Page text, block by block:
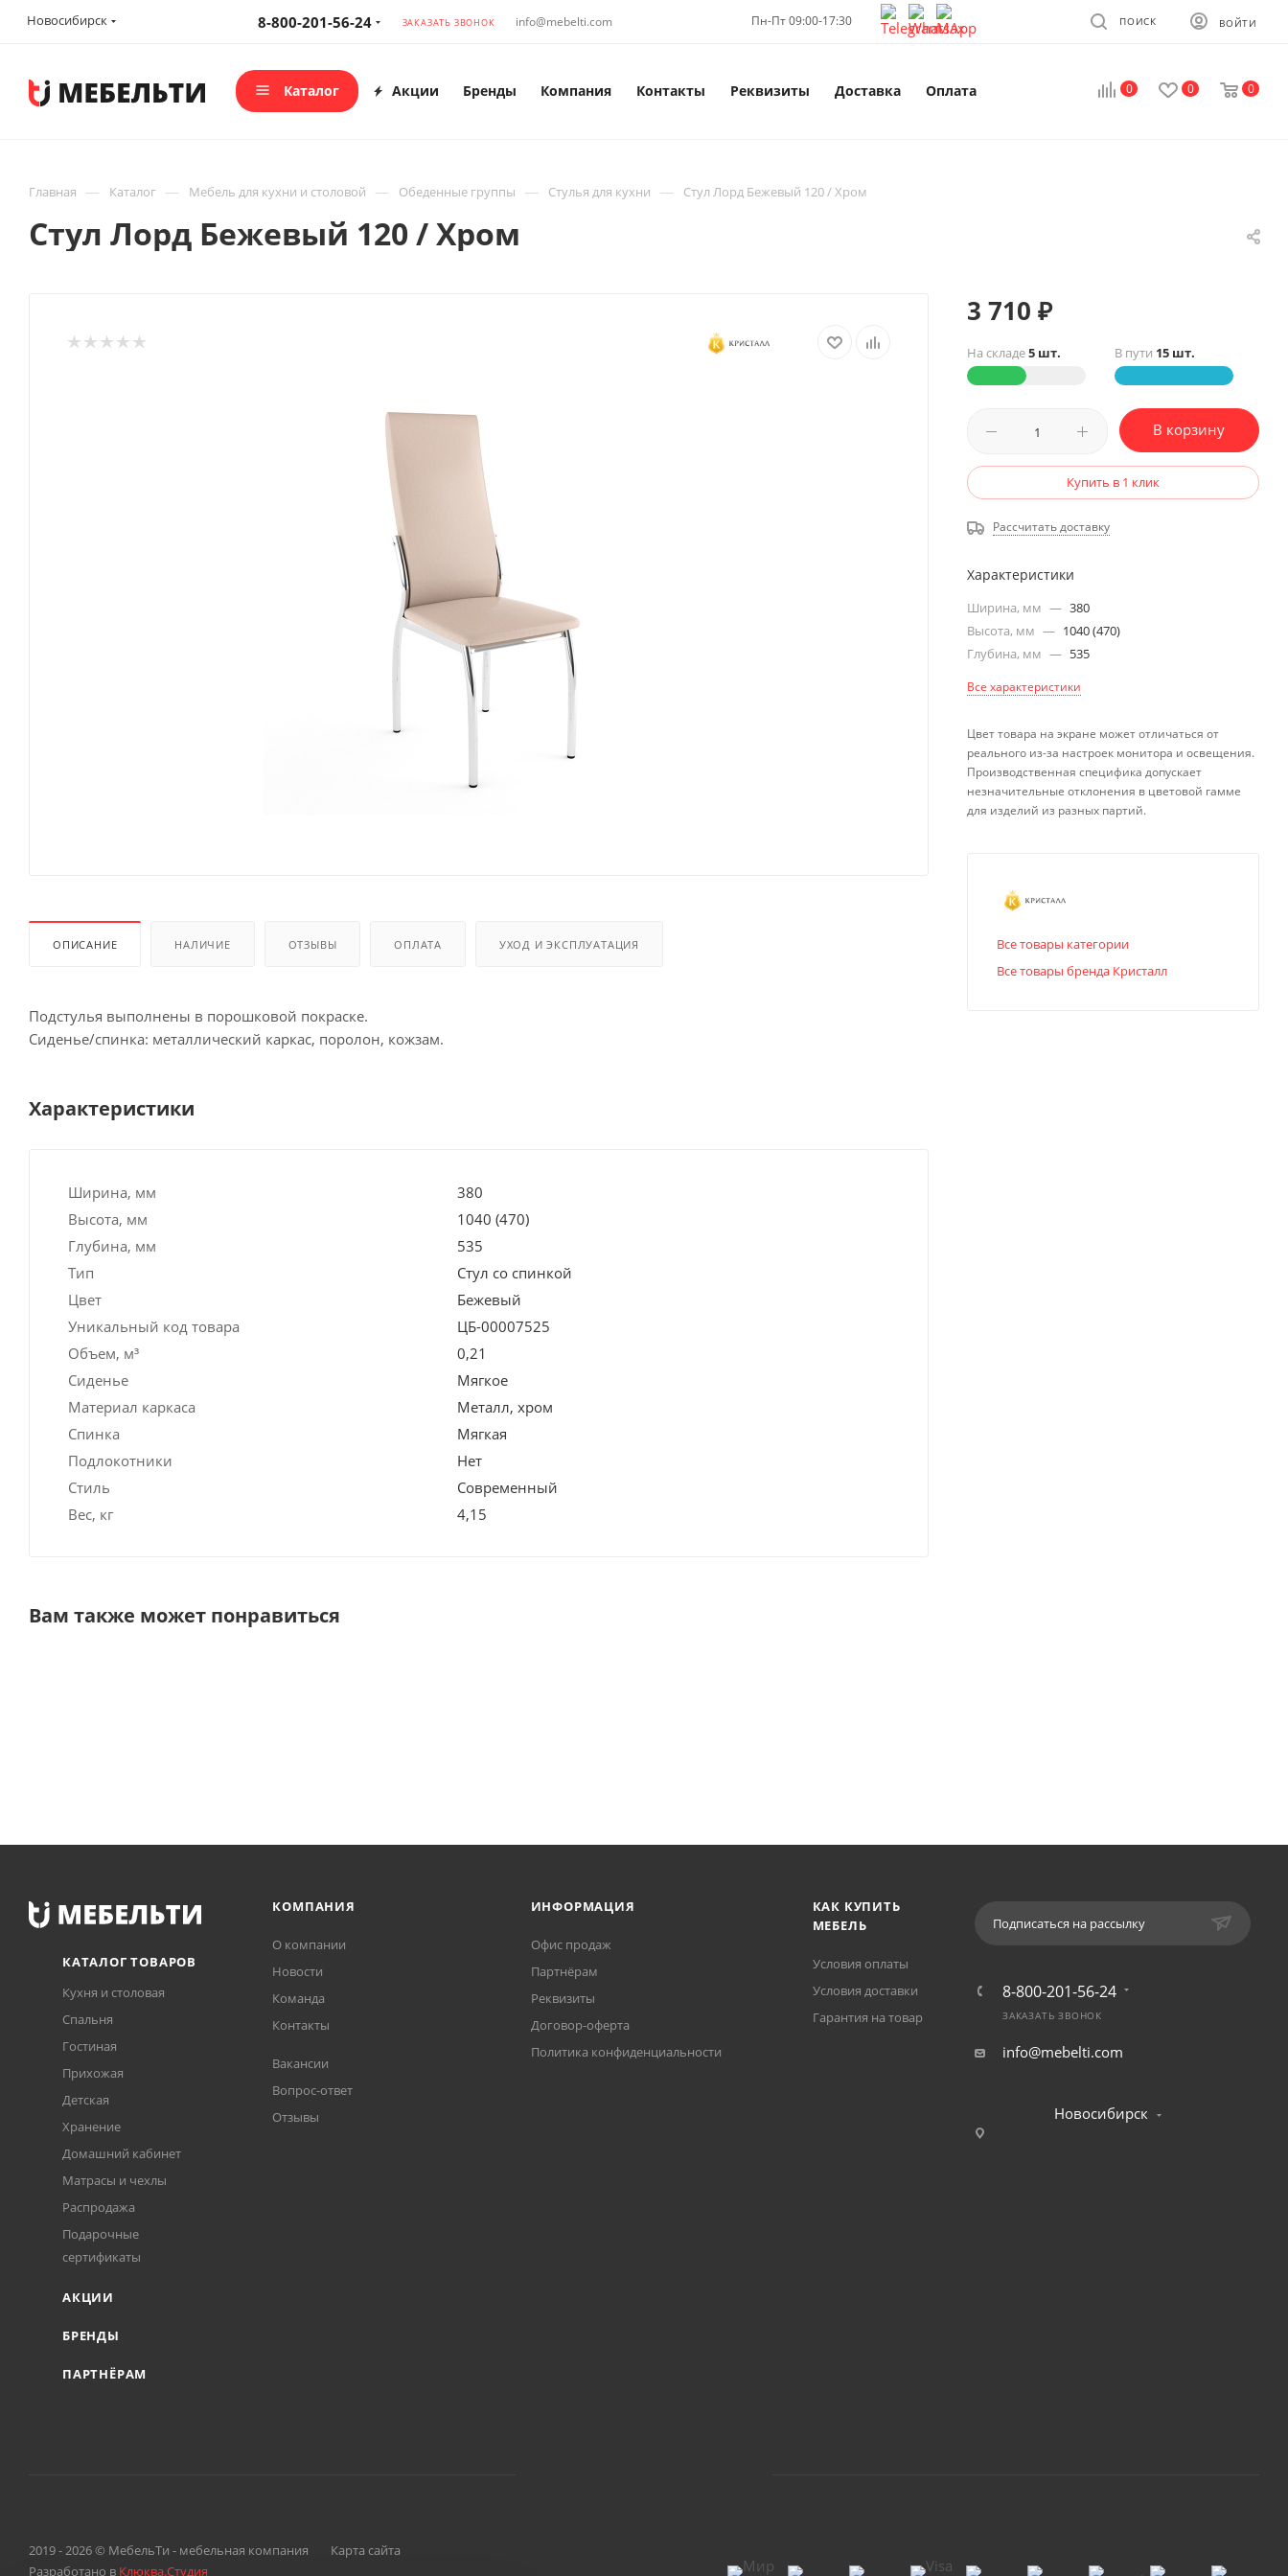
Новосибирск 8-800-201-56-24 ЗАКАЗАТЬ ЗВОНОК info@mebelti.com Пн-Пт 09:00-17:30 ВОЙТИ
ПОИСК
0 0 0
Каталог Акции Бренды Компания Контакты Реквизиты Доставка Оплата
Главная — Каталог — Мебель для кухни и столовой — Обеденные группы — Стулья для кухни — Стул Лорд Бежевый 120 / Хром
Стул Лорд Бежевый 120 / Хром
ОПИСАНИЕ НАЛИЧИЕ ОТЗЫВЫ ОПЛАТА УХОД И ЭКСПЛУАТАЦИЯ
Подстулья выполнены в порошковой покраске.
Сиденье/спинка: металлический каркас, поролон, кожзам.
Характеристики
Ширина, мм
380
Высота, мм
1040 (470)
Глубина, мм
535
Тип
Стул со спинкой
Цвет
Бежевый
Уникальный код товара
ЦБ-00007525
Объем, м³
0,21
Сиденье
Мягкое
Материал каркаса
Металл, хром
Спинка
Мягкая
Подлокотники
Нет
Стиль
Современный
Вес, кг
4,15
Вам также может понравиться
3 710 ₽
На складе5 шт. В пути 15 шт.
В корзину
Купить в 1 клик
Рассчитать доставку
Характеристики
Ширина, мм — 380
Высота, мм — 1040 (470)
Глубина, мм — 535
Все характеристики
Цвет товара на экране может отличаться от
реального из-за настроек монитора и освещения.
Производственная специфика допускает
незначительные отклонения в цветовой гамме
для изделий из разных партий.
Все товары категории
Все товары бренда Кристалл
КАТАЛОГ ТОВАРОВ
Кухня и столовая
Спальня
Гостиная
Прихожая
Детская
Хранение
Домашний кабинет
Матрасы и чехлы
Распродажа
Подарочные
сертификаты
АКЦИИ
БРЕНДЫ
ПАРТНЁРАМ
КОМПАНИЯ
О компании
Новости
Команда
Контакты
Вакансии
Вопрос-ответ
Отзывы
ИНФОРМАЦИЯ
Офис продаж
Партнёрам
Реквизиты
Договор-оферта
Политика конфиденциальности
КАК КУПИТЬ
МЕБЕЛЬ
Условия оплаты
Условия доставки
Гарантия на товар
Подписаться на рассылку
8-800-201-56-24
ЗАКАЗАТЬ ЗВОНОК
info@mebelti.com
Новосибирск
2019 - 2026 © МебельТи - мебельная компания
Карта сайта
Разработано в Клюква.Студия